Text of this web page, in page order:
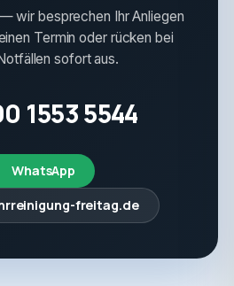
wir besprechen Ihr Anliegen
Termin oder rücken bei
sofort aus.
1553 5544
WhatsApp
freitag.de